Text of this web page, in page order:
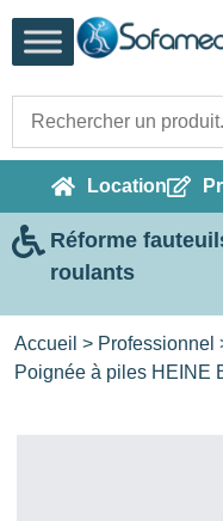
Location
Réforme
roulants
Accueil > Professionnel
Poignée à piles HEINE